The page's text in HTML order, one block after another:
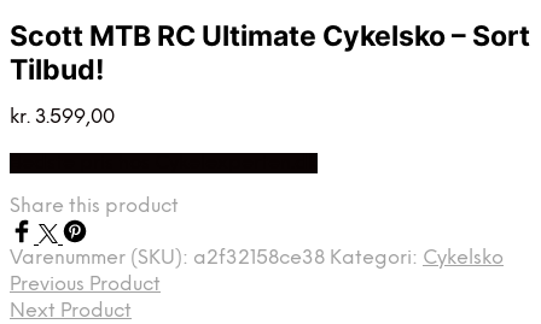
Scott MTB RC Ultimate Cykelsko – Sort
Tilbud!
kr. 3.599,00
Share this product
Varenummer (SKU): a2f32158ce38 Kategori: Cykelsko
Previous Product
Next Product